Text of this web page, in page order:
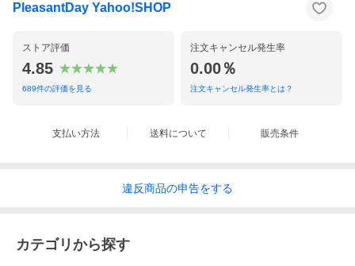
PleasantDay Yahoo!SHOP
ストア評価
4.85
689件の評価を見る
注文キャンセル発生率
0.00％
注文キャンセル発生率とは？
支払い方法 送料について 販売条件
違反商品の申告をする
カテゴリから探す